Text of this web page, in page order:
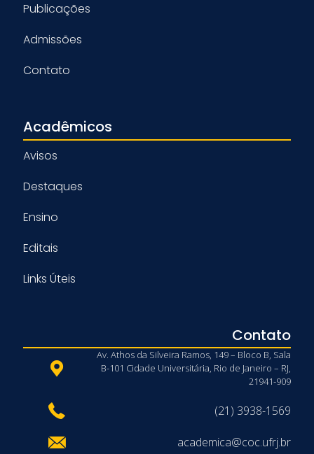
Publicações
Admissões
Contato
Acadêmicos
Avisos
Destaques
Ensino
Editais
Links Úteis
Contato
Av. Athos da Silveira Ramos, 149 – Bloco B, Sala
B-101 Cidade Universitária, Rio de Janeiro – RJ,
21941-909
(21) 3938-1569
academica@coc.ufrj.br